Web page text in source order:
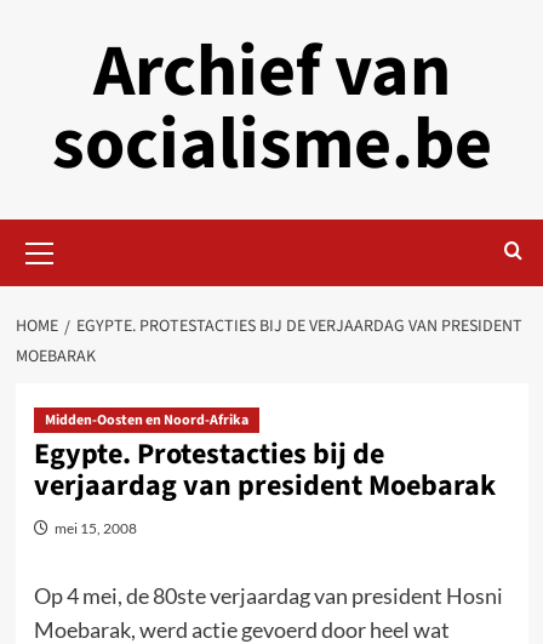
Archief van
socialisme.be
Menu
HOME
EGYPTE. PROTESTACTIES BIJ DE VERJAARDAG VAN PRESIDENT
MOEBARAK
Midden-Oosten en Noord-Afrika
Egypte. Protestacties bij de
verjaardag van president Moebarak
mei 15, 2008
Op 4 mei, de 80ste verjaardag van president Hosni
Moebarak, werd actie gevoerd door heel wat